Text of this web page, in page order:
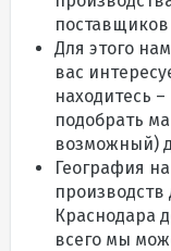
Для этого
вас
находитесь
подобрать
возможный)
География
производств
Краснодара
всего мы